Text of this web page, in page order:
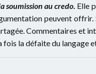
soumission au credo. Elle
peuvent
Commentaires et
fois la défaite du langage